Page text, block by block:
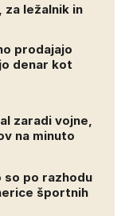
za ležalnik in
prodajajo
denar kot
zaradi vojne,
na minuto
so po razhodu
športnih